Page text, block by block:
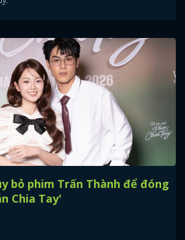
bỏ phim Trấn Thành để đóng
Chia Tay'